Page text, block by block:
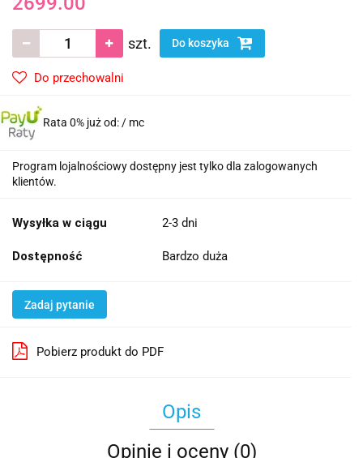
szt. Do koszyka
Do przechowalni
Rata 0% już od:/ mc
Program lojalnościowy dostępny jest tylko dla zalogowanych
klientów.
Wysyłka w ciągu 2-3 dni
Dostępność Bardzo duża
Zadaj pytanie
Pobierz produkt do PDF
Opis
Opinie i oceny (0)